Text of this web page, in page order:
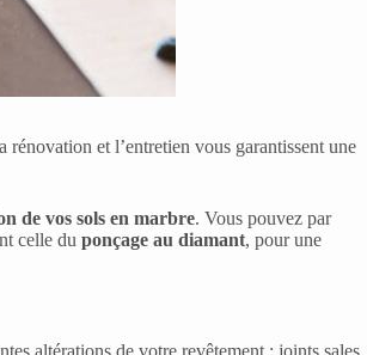
et l’entretien vous garantissent une
de vos sols en marbre. Vous pouvez par
celle du ponçage au diamant, pour une